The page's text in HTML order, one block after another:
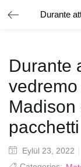
Giriş yapmak için
Durante
Madison
pacchetti
Posted
Eylül 23, 2022